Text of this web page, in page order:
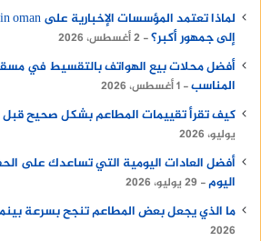
إلى جمهور أكبر؟ 2 أغسطس، 2026
أفضل محلات بيع الهواتف بالتقسيط في
المناسب 1 أغسطس، 2026
كيف تقرأ تقييمات المطاعم بشكل صحيح قبل
يوليو، 2026
أفضل العادات اليومية التي تساعدك على
اليوم
29 يوليو، 2026
ما الذي يجعل بعض المطاعم تنجح بسرعة
2026